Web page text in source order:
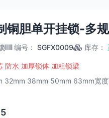
铜胆单开挂锁-多
编号 ： SGFX0009 库存 ：
防水 加厚锁体 加粗锁梁
32mm 38mm 50mm 63mm宽
5